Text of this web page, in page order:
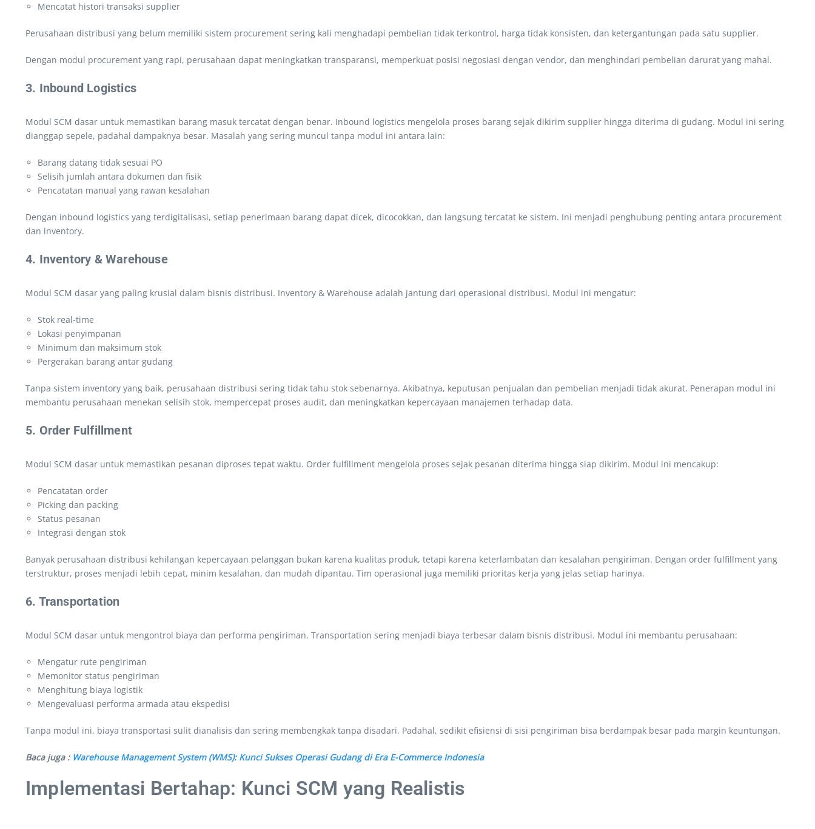
Mencatat histori transaksi supplier
Perusahaan distribusi yang belum memiliki sistem procurement sering kali menghadapi pembelian tidak terkontrol, harga tidak konsisten, dan ketergantungan pada satu supplier.
Dengan modul procurement yang rapi, perusahaan dapat meningkatkan transparansi, memperkuat posisi negosiasi dengan vendor, dan menghindari pembelian darurat yang mahal.
3. Inbound Logistics
Modul SCM dasar untuk memastikan barang masuk tercatat dengan benar. Inbound logistics mengelola proses barang sejak dikirim supplier hingga diterima di gudang. Modul ini sering
dianggap sepele, padahal dampaknya besar. Masalah yang sering muncul tanpa modul ini antara lain:
Barang datang tidak sesuai PO
Selisih jumlah antara dokumen dan fisik
Pencatatan manual yang rawan kesalahan
Dengan inbound logistics yang terdigitalisasi, setiap penerimaan barang dapat dicek, dicocokkan, dan langsung tercatat ke sistem. Ini menjadi penghubung penting antara procurement
dan inventory.
4. Inventory & Warehouse
Modul SCM dasar yang paling krusial dalam bisnis distribusi. Inventory & Warehouse adalah jantung dari operasional distribusi. Modul ini mengatur:
Stok real-time
Lokasi penyimpanan
Minimum dan maksimum stok
Pergerakan barang antar gudang
Tanpa sistem inventory yang baik, perusahaan distribusi sering tidak tahu stok sebenarnya. Akibatnya, keputusan penjualan dan pembelian menjadi tidak akurat. Penerapan modul ini
membantu perusahaan menekan selisih stok, mempercepat proses audit, dan meningkatkan kepercayaan manajemen terhadap data.
5. Order Fulfillment
Modul SCM dasar untuk memastikan pesanan diproses tepat waktu. Order fulfillment mengelola proses sejak pesanan diterima hingga siap dikirim. Modul ini mencakup:
Pencatatan order
Picking dan packing
Status pesanan
Integrasi dengan stok
Banyak perusahaan distribusi kehilangan kepercayaan pelanggan bukan karena kualitas produk, tetapi karena keterlambatan dan kesalahan pengiriman. Dengan order fulfillment yang
terstruktur, proses menjadi lebih cepat, minim kesalahan, dan mudah dipantau. Tim operasional juga memiliki prioritas kerja yang jelas setiap harinya.
6. Transportation
Modul SCM dasar untuk mengontrol biaya dan performa pengiriman. Transportation sering menjadi biaya terbesar dalam bisnis distribusi. Modul ini membantu perusahaan:
Mengatur rute pengiriman
Memonitor status pengiriman
Menghitung biaya logistik
Mengevaluasi performa armada atau ekspedisi
Tanpa modul ini, biaya transportasi sulit dianalisis dan sering membengkak tanpa disadari. Padahal, sedikit efisiensi di sisi pengiriman bisa berdampak besar pada margin keuntungan.
Baca juga : Warehouse Management System (WMS): Kunci Sukses Operasi Gudang di Era E-Commerce Indonesia
Implementasi Bertahap: Kunci SCM yang Realistis